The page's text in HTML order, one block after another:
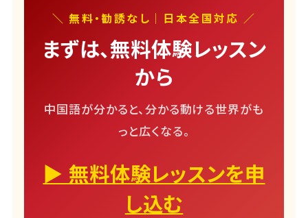
＼ 無料・勧誘なし｜日本全国対応 ／
まずは、無料体験レッスン
から
中国語が分かると、分かる動ける世界がも
っと広くなる。
▶ 無料体験レッスンを申
し込む